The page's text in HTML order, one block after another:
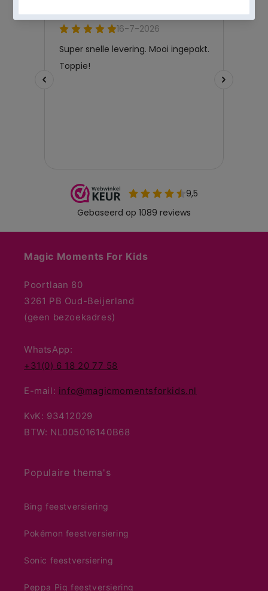
Magic Moments For Kids
Poortlaan 80
3261 PB Oud-Beijerland
(geen bezoekadres)
WhatsApp:
+31(0) 6 18 20 77 58
E-mail: info@magicmomentsforkids.nl
KvK: 93412029
BTW: NL005016140B68
Populaire thema's
Bing feestversiering
Pokémon feestversiering
Sonic feestversiering
Peppa Pig feestversiering